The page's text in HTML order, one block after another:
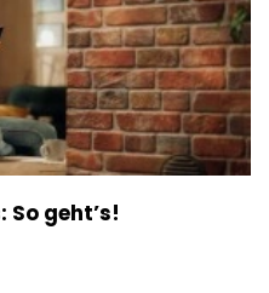
geht’s!